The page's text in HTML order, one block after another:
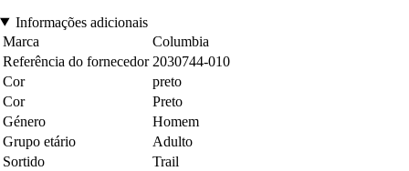
Informações adicionais
Marca
Columbia
Referência do fornecedor 2030744-010
Cor
preto
Cor
Preto
Género
Homem
Grupo etário
Adulto
Sortido
Trail